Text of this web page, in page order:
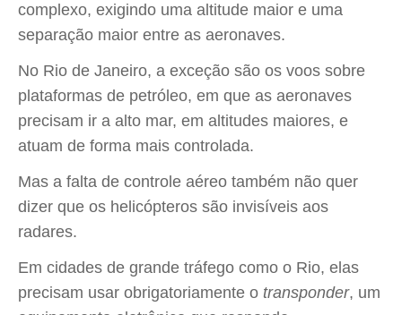
complexo, exigindo uma altitude maior e uma
separação maior entre as aeronaves.
No Rio de Janeiro, a exceção são os voos sobre
plataformas de petróleo, em que as aeronaves
precisam ir a alto mar, em altitudes maiores, e
atuam de forma mais controlada.
Mas a falta de controle aéreo também não quer
dizer que os helicópteros são invisíveis aos
radares.
Em cidades de grande tráfego como o Rio, elas
precisam usar obrigatoriamente o transponder, um